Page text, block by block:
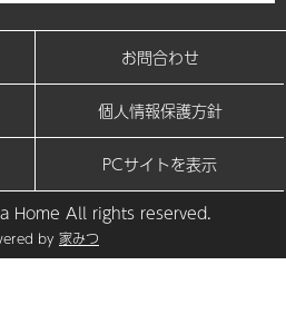
お問合わせ
個人情報保護方針
PCサイトを表示
Home All rights reserved.
by 家みつ